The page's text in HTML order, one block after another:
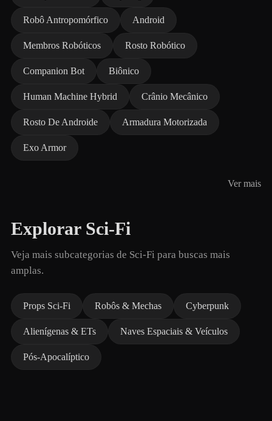
Robô Antropomórfico Android
Membros Robóticos Rosto Robótico
Companion Bot Biônico
Human Machine Hybrid Crânio Mecânico
Rosto De Androide Armadura Motorizada
Exo Armor
Ver mais
Explorar Sci-Fi
Veja mais subcategorias de Sci-Fi para buscas mais
amplas.
Props Sci-Fi Robôs & Mechas Cyberpunk
Alienígenas & ETs Naves Espaciais & Veículos
Pós-Apocalíptico